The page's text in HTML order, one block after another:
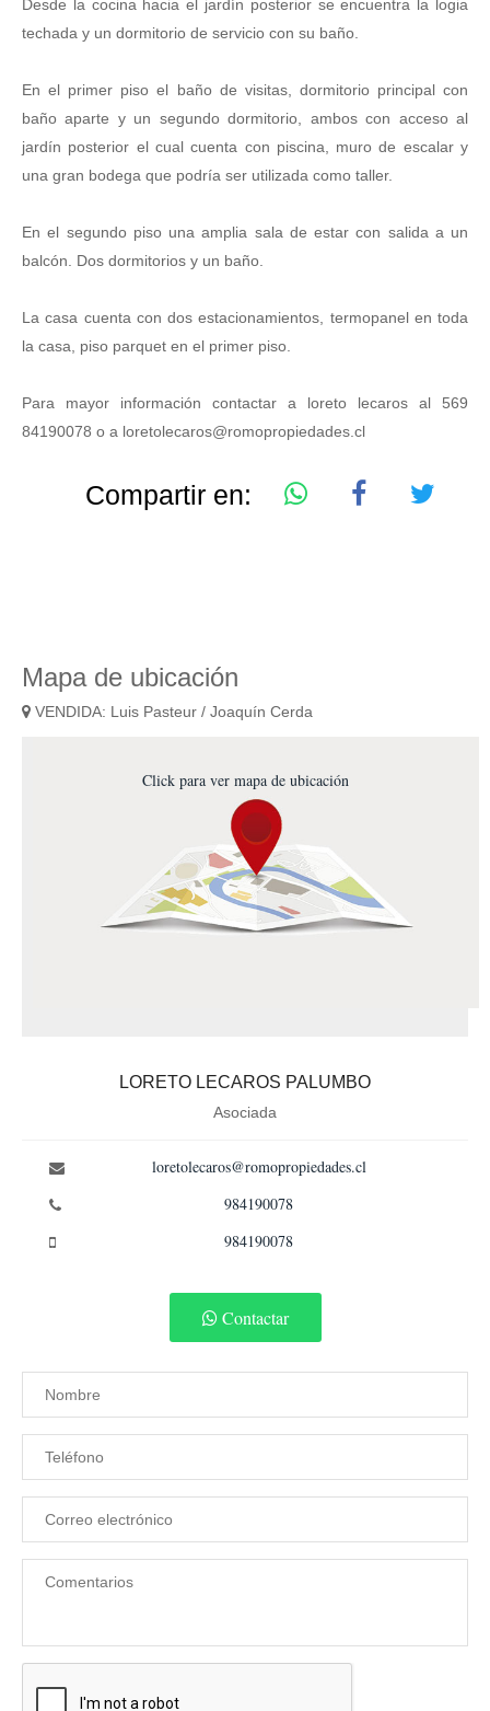
Desde la cocina hacia el jardín posterior se encuentra la logia
techada y un dormitorio de servicio con su baño.
En el primer piso el baño de visitas, dormitorio principal con
baño aparte y un segundo dormitorio, ambos con acceso al
jardín posterior el cual cuenta con piscina, muro de escalar y
una gran bodega que podría ser utilizada como taller.
En el segundo piso una amplia sala de estar con salida a un
balcón. Dos dormitorios y un baño.
La casa cuenta con dos estacionamientos, termopanel en toda
la casa, piso parquet en el primer piso.
Para mayor información contactar a loreto lecaros al 569
84190078 o a loretolecaros@romopropiedades.cl
Compartir en:
Mapa de ubicación
VENDIDA: Luis Pasteur / Joaquín Cerda
Click para ver mapa de ubicación
LORETO LECAROS PALUMBO
Asociada
loretolecaros@romopropiedades.cl
984190078
984190078
Contactar